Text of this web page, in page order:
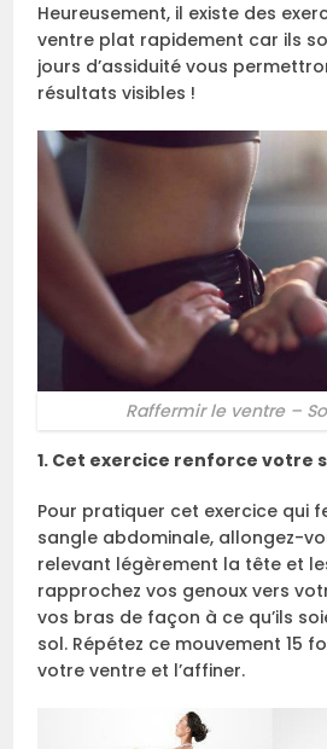
Heureusement, il existe des
ventre plat rapidement car ils
jours d’assiduité vous
résultats visibles !
Raffermir le ventre –
1. Cet exercice renforce votre
Pour pratiquer cet exercice qui
sangle abdominale, allongez-
relevant légèrement la tête et
rapprochez vos genoux vers
vos bras de façon à ce qu’ils
sol. Répétez ce mouvement 15
votre ventre et l’affiner.